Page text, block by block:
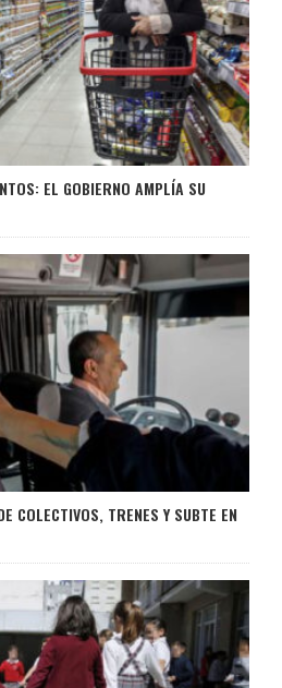
EL GOBIERNO AMPLÍA SU
COLECTIVOS, TRENES Y SUBTE EN